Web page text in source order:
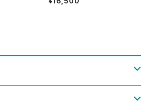
L 古着
Graphic T-Shirt Size L 古着